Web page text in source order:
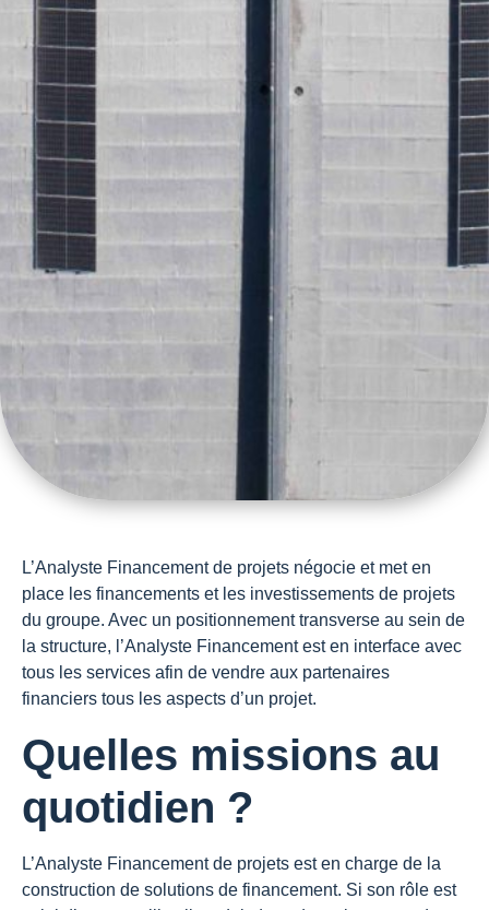
L’Analyste Financement de projets négocie et met en
place les financements et les investissements de projets
du groupe. Avec un positionnement transverse au sein de
la structure, l’Analyste Financement est en interface avec
tous les services afin de vendre aux partenaires
financiers tous les aspects d’un projet.
Quelles missions au
quotidien ?
L’Analyste Financement de projets est en charge de la
construction de solutions de financement. Si son rôle est